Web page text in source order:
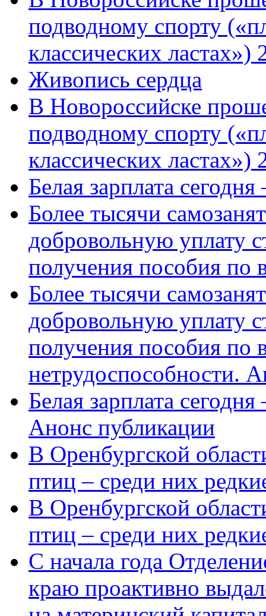
подводному спорту
классических
Живопись сердца
В Новороссийске
подводному спорту
классических ластах»)
Белая зарплата
Более тысячи
добровольную уплату
получения пособия по
Более тысячи
добровольную уплату
получения пособия по
нетрудоспособности.
Белая зарплата
Анонс публикации
В Оренбургской
птиц – среди них
В Оренбургской
птиц – среди них
С начала года
краю проактивно